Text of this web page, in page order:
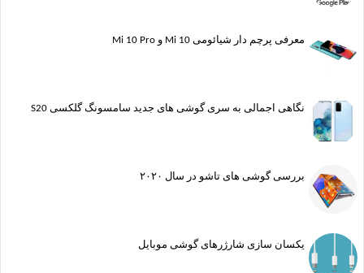
معرفی پرچم دار شیائومی Mi 10 و Mi 10 Pro
نگاهی اجمالی به سری گوشی های جدید سامسونگ گلکسی S20
بررسی گوشی های تاشو در سال ۲۰۲۰
یکسان سازی شارژرهای گوشی موبایل